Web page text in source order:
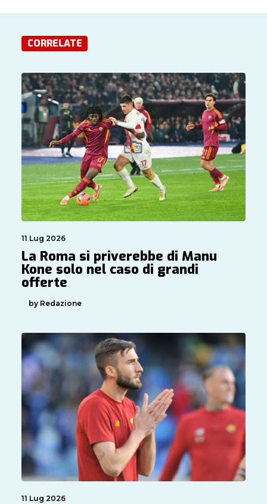
CORRELATE
11 Lug 2026
La Roma si priverebbe di Manu
Kone solo nel caso di grandi
offerte
by Redazione
11 Lug 2026